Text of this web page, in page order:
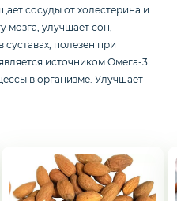
сосуды от холестерина и
мозга, улучшает сон,
суставах, полезен при
источником Омега-3.
в организме. Улучшает